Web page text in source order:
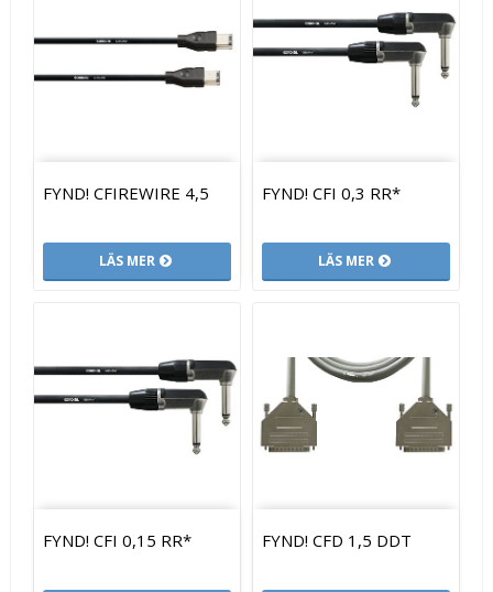
FYND! CFIREWIRE 4,5
LÄS MER
FYND! CFI 0,3 RR*
LÄS MER
FYND! CFI 0,15 RR* FYND! CFD 1,5 DDT